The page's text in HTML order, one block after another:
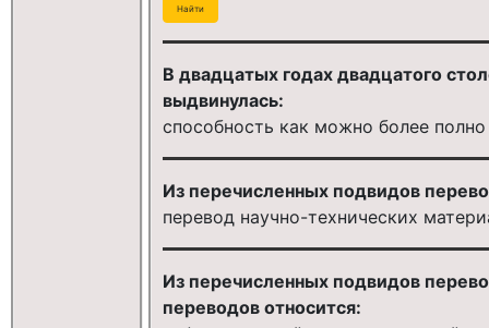
В двадцатых годах двадцатого
выдвинулась:
способность как можно более
Из перечисленных подвидов
перевод научно-технических
Из перечисленных подвидов
переводов относится: